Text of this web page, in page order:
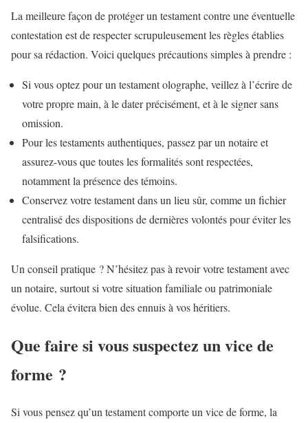
La meilleure façon de protéger un testament contre une éventuelle
contestation est de respecter scrupuleusement les règles établies
pour sa rédaction. Voici quelques précautions simples à prendre :
Si vous optez pour un testament olographe, veillez à l’écrire de
votre propre main, à le dater précisément, et à le signer sans
omission.
Pour les testaments authentiques, passez par un notaire et
assurez-vous que toutes les formalités sont respectées,
notamment la présence des témoins.
Conservez votre testament dans un lieu sûr, comme un fichier
centralisé des dispositions de dernières volontés pour éviter les
falsifications.
Un conseil pratique ? N’hésitez pas à revoir votre testament avec
un notaire, surtout si votre situation familiale ou patrimoniale
évolue. Cela évitera bien des ennuis à vos héritiers.
Que faire si vous suspectez un vice de
forme ?
Si vous pensez qu’un testament comporte un vice de forme, la